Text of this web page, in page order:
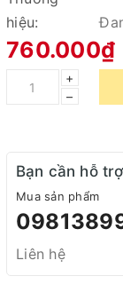
hiệu:
760.000₫
+
–
Bạn cần hỗ
Mua sản phẩm
Liên hệ